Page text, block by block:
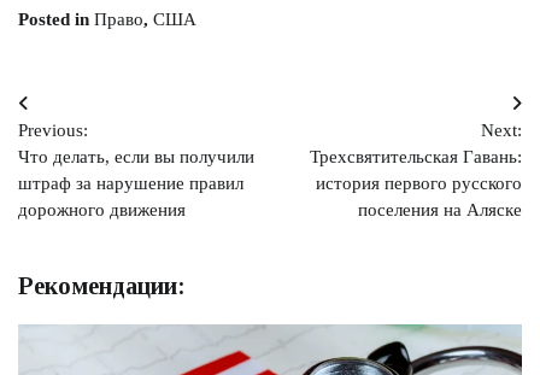
Posted in Право, США
Навигация
по
записям
Previous:
Что делать, если вы получили
штраф за нарушение правил
дорожного движения
Next:
Трехсвятительская Гавань:
история первого русского
поселения на Аляске
Рекомендации: